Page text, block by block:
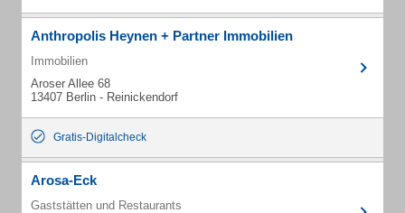
Anthropolis Heynen + Partner Immobilien
Immobilien
Aroser Allee 68
13407 Berlin - Reinickendorf
Gratis-Digitalcheck
Arosa-Eck
Gaststätten und Restaurants